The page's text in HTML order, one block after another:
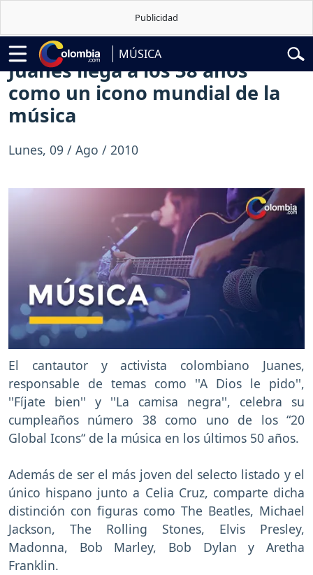
MÚSICA
de la Espriella Vuelta a Colombia
Juanes llega a los 38 años
como un icono mundial de la
música
Lunes, 09 / Ago / 2010
El cantautor y activista colombiano Juanes,
responsable de temas como ''A Dios le pido'',
''Fíjate bien'' y ''La camisa negra'', celebra su
cumpleaños número 38 como uno de los “20
Global Icons“ de la música en los últimos 50 años.
Además de ser el más joven del selecto listado y el
único hispano junto a Celia Cruz, comparte dicha
distinción con figuras como The Beatles, Michael
Jackson, The Rolling Stones, Elvis Presley,
Madonna, Bob Marley, Bob Dylan y Aretha
Franklin.